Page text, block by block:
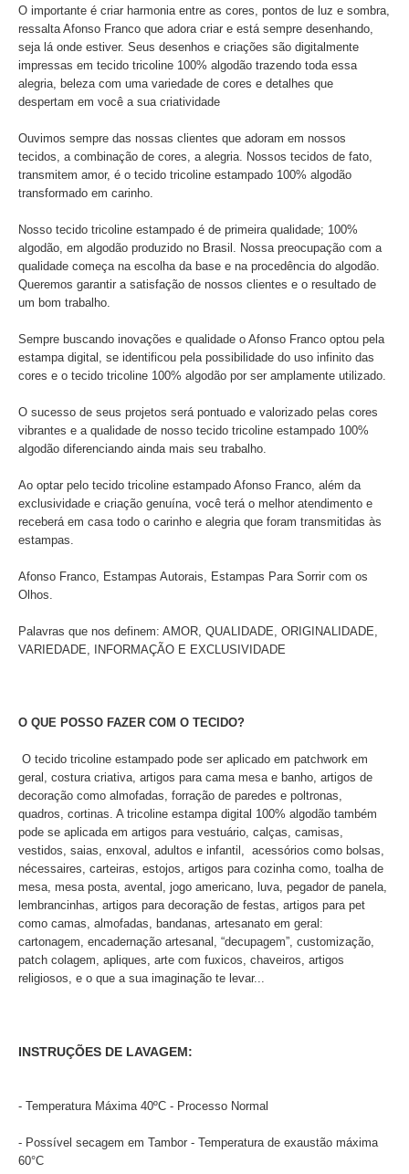
O importante é criar harmonia entre as cores, pontos de luz e sombra,
ressalta Afonso Franco que adora criar e está sempre desenhando,
seja lá onde estiver. Seus desenhos e criações são digitalmente
impressas em tecido tricoline 100% algodão trazendo toda essa
alegria, beleza com uma variedade de cores e detalhes que
despertam em você a sua criatividade
Ouvimos sempre das nossas clientes que adoram em nossos
tecidos, a combinação de cores, a alegria. Nossos tecidos de fato,
transmitem amor, é o tecido tricoline estampado 100% algodão
transformado em carinho.
Nosso tecido tricoline estampado é de primeira qualidade; 100%
algodão, em algodão produzido no Brasil. Nossa preocupação com a
qualidade começa na escolha da base e na procedência do algodão.
Queremos garantir a satisfação de nossos clientes e o resultado de
um bom trabalho.
Sempre buscando inovações e qualidade o Afonso Franco optou pela
estampa digital, se identificou pela possibilidade do uso infinito das
cores e o tecido tricoline 100% algodão por ser amplamente utilizado.
O sucesso de seus projetos será pontuado e valorizado pelas cores
vibrantes e a qualidade de nosso tecido tricoline estampado 100%
algodão diferenciando ainda mais seu trabalho.
Ao optar pelo tecido tricoline estampado Afonso Franco, além da
exclusividade e criação genuína, você terá o melhor atendimento e
receberá em casa todo o carinho e alegria que foram transmitidas às
estampas.
Afonso Franco, Estampas Autorais, Estampas Para Sorrir com os
Olhos.
Palavras que nos definem: AMOR, QUALIDADE, ORIGINALIDADE,
VARIEDADE, INFORMAÇÃO E EXCLUSIVIDADE
O QUE POSSO FAZER COM O TECIDO?
O tecido tricoline estampado pode ser aplicado em patchwork em
geral, costura criativa, artigos para cama mesa e banho, artigos de
decoração como almofadas, forração de paredes e poltronas,
quadros, cortinas. A tricoline estampa digital 100% algodão também
pode se aplicada em artigos para vestuário, calças, camisas,
vestidos, saias, enxoval, adultos e infantil, acessórios como bolsas,
nécessaires, carteiras, estojos, artigos para cozinha como, toalha de
mesa, mesa posta, avental, jogo americano, luva, pegador de panela,
lembrancinhas, artigos para decoração de festas, artigos para pet
como camas, almofadas, bandanas, artesanato em geral:
cartonagem, encadernação artesanal, “decupagem”, customização,
patch colagem, apliques, arte com fuxicos, chaveiros, artigos
religiosos, e o que a sua imaginação te levar...
INSTRUÇÕES DE LAVAGEM:
- Temperatura Máxima 40ºC - Processo Normal
- Possível secagem em Tambor - Temperatura de exaustão máxima
60°C